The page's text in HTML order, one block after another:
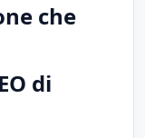
che
di